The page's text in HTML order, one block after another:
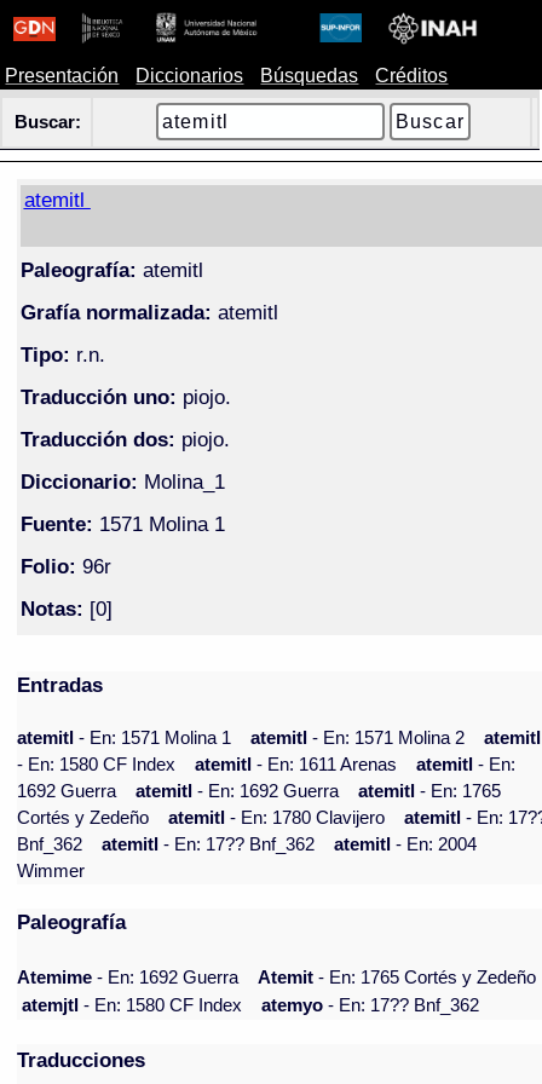
Presentación Diccionarios Búsquedas Créditos
Buscar:
atemitl
Paleografía: atemitl
Grafía normalizada: atemitl
Tipo: r.n.
Traducción uno: piojo.
Traducción dos: piojo.
Diccionario: Molina_1
Fuente: 1571 Molina 1
Folio: 96r
Notas: [0]
Entradas
atemitl- En: 1571 Molina 1 atemitl- En: 1571 Molina 2
atemitl
- En: 1580 CF Index
atemitl- En: 1611 Arenas atemitl- En:
1692 Guerra
atemitl- En: 1692 Guerra atemitl- En: 1765
Cortés y Zedeño
atemitl- En: 1780 Clavijero atemitl- En:
Bnf_362
atemitl- En: 17?? Bnf_362 atemitl- En: 2004
Wimmer
Paleografía
Atemime - En: 1692 Guerra Atemit - En: 1765 Cortés y Zedeño
atemjtl - En: 1580 CF Index atemyo - En: 17?? Bnf_362
Traducciones